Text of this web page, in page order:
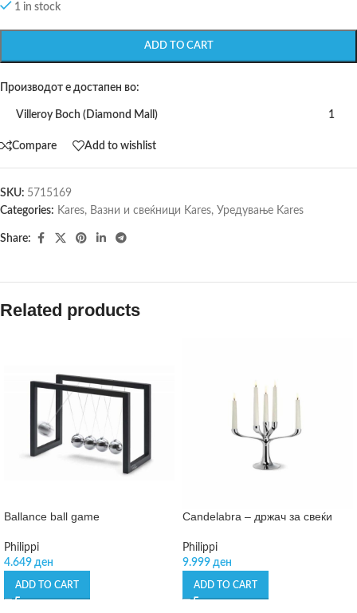
1 in stock
ADD TO CART
Производот е достапен во:
Villeroy Boch (Diamond Mall) 1
Compare Add to wishlist
SKU: 5715169
Categories: Kares, Вазни и свеќници Kares, Уредување Kares
Share:
Related products
Ballance ball game
Philippi
4.649 ден
ADD TO CART
Candelabra – држач за свеќи
Philippi
9.999 ден
ADD TO CART